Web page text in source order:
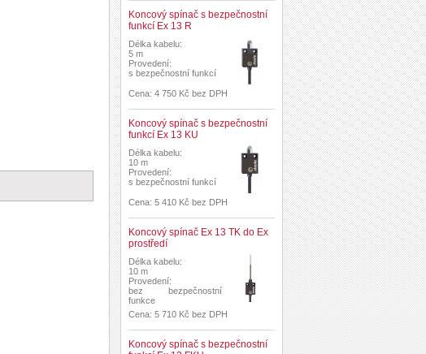
Koncový spínač s bezpečnostní
funkcí Ex 13 R
Délka kabelu:
5 m
Provedení:
s bezpečnostní funkcí
Cena: 4 750 Kč bez DPH
Koncový spínač s bezpečnostní
funkcí Ex 13 KU
Délka kabelu:
10 m
Provedení:
s bezpečnostní funkcí
Cena: 5 410 Kč bez DPH
Koncový spínač Ex 13 TK do Ex
prostředí
Délka kabelu:
10 m
Provedení:
bez bezpečnostní
funkce
Cena: 5 710 Kč bez DPH
Koncový spínač s bezpečnostní